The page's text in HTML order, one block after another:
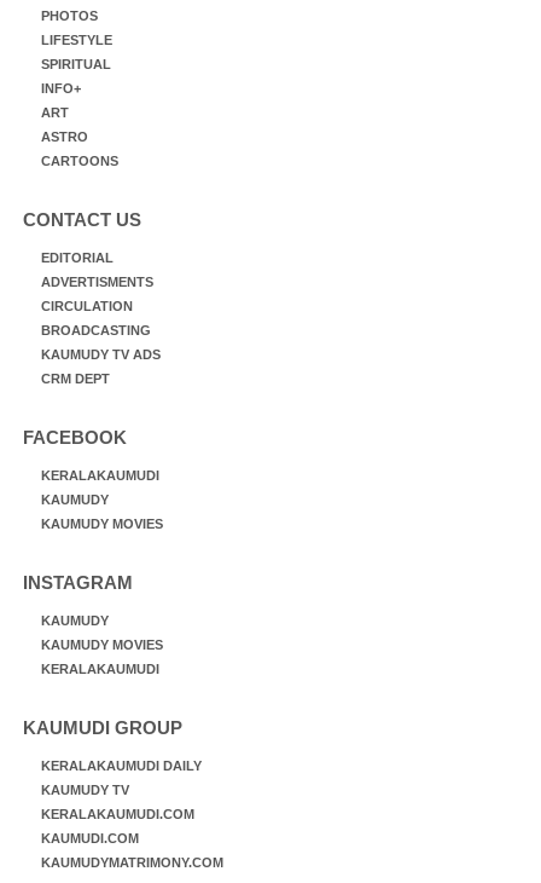
PHOTOS
LIFESTYLE
SPIRITUAL
INFO+
ART
ASTRO
CARTOONS
CONTACT US
EDITORIAL
ADVERTISMENTS
CIRCULATION
BROADCASTING
KAUMUDY TV ADS
CRM DEPT
FACEBOOK
KERALAKAUMUDI
KAUMUDY
KAUMUDY MOVIES
INSTAGRAM
KAUMUDY
KAUMUDY MOVIES
KERALAKAUMUDI
KAUMUDI GROUP
KERALAKAUMUDI DAILY
KAUMUDY TV
KERALAKAUMUDI.COM
KAUMUDI.COM
KAUMUDYMATRIMONY.COM